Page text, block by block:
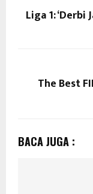
Liga 1:
The Best
BACA JUGA :